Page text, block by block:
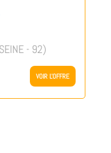
- 92)
VOIR L'OFFRE